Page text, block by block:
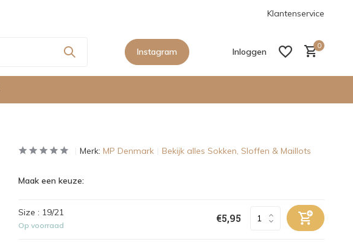
De nieuwe collecties zijn binnen,
Klantenservice
Instagram Inloggen
Account aanmaken
0
Merk: MP Denmark Bekijk alles Sokken, Sloffen & Maillots
Maak een keuze:
Size : 19/21
Op voorraad
€5,95